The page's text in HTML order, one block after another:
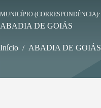
MUNICÍPIO (CORRESPONDÊNCIA)
ABADIA DE GOIÁS
Início / ABADIA DE GOIÁS